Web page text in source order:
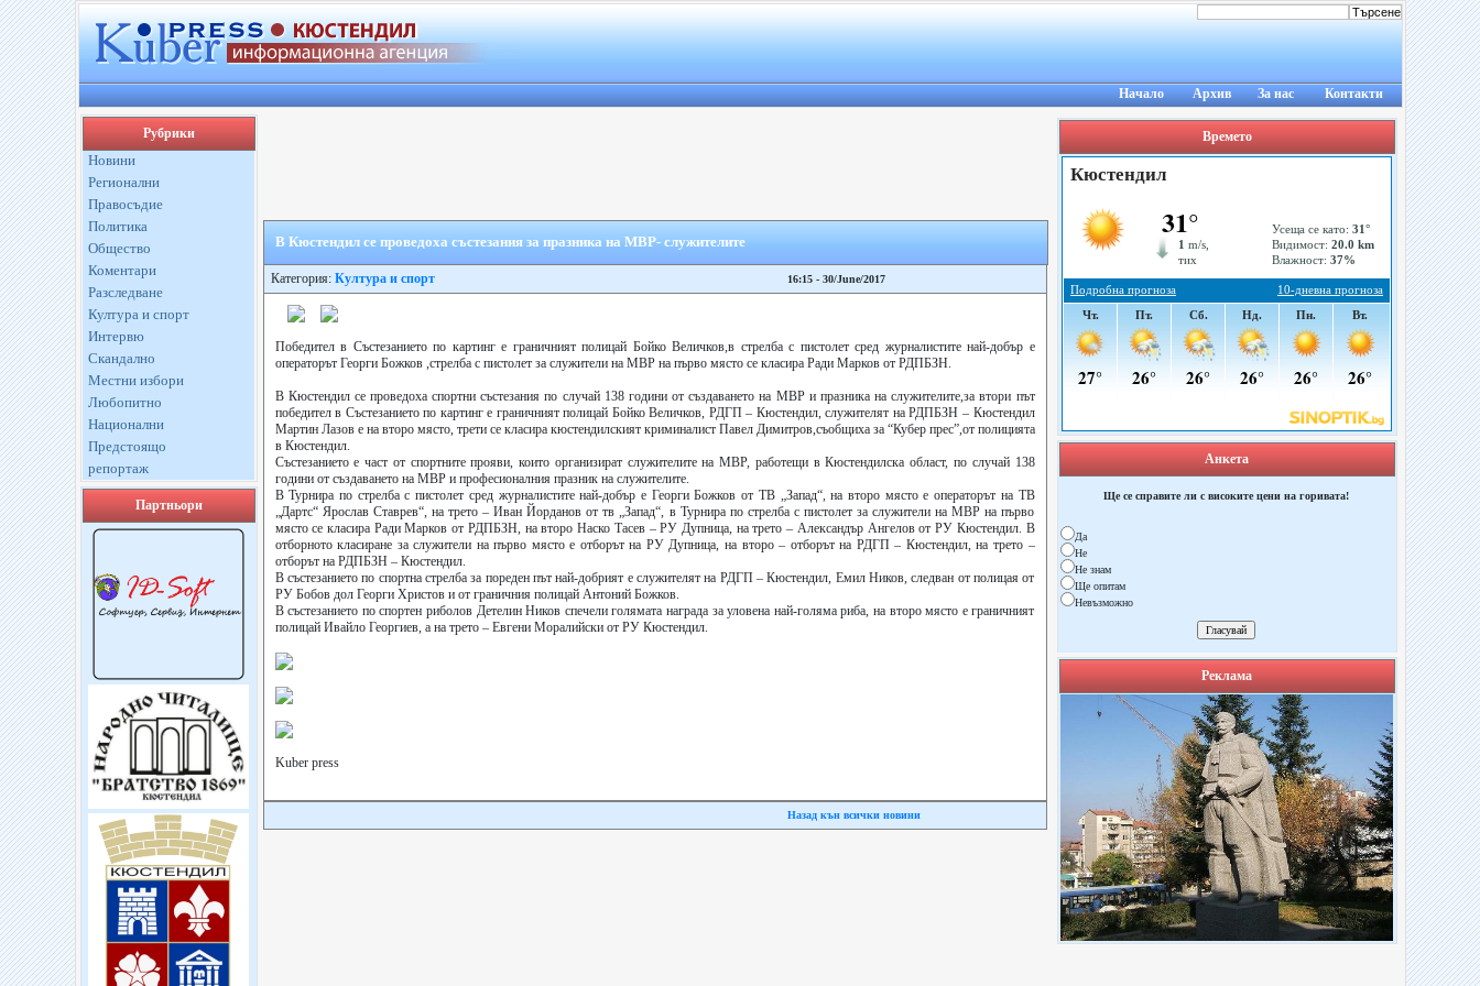
Начало Архив За нас Контакти
Рубрики
Новини
Регионални
Правосъдие
Политика
Общество
Коментари
Разследване
Култура и спорт
Интервю
Скандално
Местни избори
Любопитно
Национални
Предстоящо
репортаж
Партньори
В Кюстендил се проведоха състезания за празника на МВР- служителите
Категория: Култура и спорт 16:15 - 30/June/2017
Победител в Състезанието по картинг е граничният полицай Бойко Величков,в стрелба с пистолет сред журналистите най-добър е
операторът Георги Божков ,стрелба с пистолет за служители на МВР на първо място се класира Ради Марков от РДПБЗН.
В Кюстендил се проведоха спортни състезания по случай 138 години от създаването на МВР и празника на служителите,за втори път
победител в Състезанието по картинг е граничният полицай Бойко Величков, РДГП – Кюстендил, служителят на РДПБЗН – Кюстендил
Мартин Лазов е на второ място, трети се класира кюстендилският криминалист Павел Димитров,съобщиха за “Кубер прес”,от полицията
в Кюстендил.
Състезанието е част от спортните прояви, които организират служителите на МВР, работещи в Кюстендилска област, по случай 138
години от създаването на МВР и професионалния празник на служителите.
В Турнира по стрелба с пистолет сред журналистите най-добър е Георги Божков от ТВ „Запад“, на второ място е операторът на ТВ
„Дартс“ Ярослав Ставрев“, на трето – Иван Йорданов от тв „Запад“, в Турнира по стрелба с пистолет за служители на МВР на първо
място се класира Ради Марков от РДПБЗН, на второ Наско Тасев – РУ Дупница, на трето – Александър Ангелов от РУ Кюстендил. В
отборното класиране за служители на първо място е отборът на РУ Дупница, на второ – отборът на РДГП – Кюстендил, на трето –
отборът на РДПБЗН – Кюстендил.
В състезанието по спортна стрелба за пореден път най-добрият е служителят на РДГП – Кюстендил, Емил Ников, следван от полицая от
РУ Бобов дол Георги Христов и от граничния полицай Антоний Божков.
В състезанието по спортен риболов Детелин Ников спечели голямата награда за уловена най-голяма риба, на второ място е граничният
полицай Ивайло Георгиев, а на трето – Евгени Моралийски от РУ Кюстендил.
Kuber press
Назад кън всички новини
Времето
Анкета
Ще се справите ли с високите цени на горивата!
Да
Не
Не знам
Ще опитам
Невъзможно
Реклама